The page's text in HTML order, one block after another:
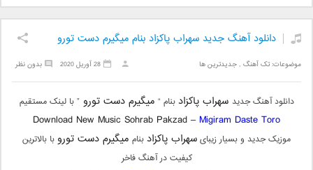
دانلود آهنگ جدید سهراب پاکزاد بنام میگیرم دست تورو
موضوعات:تک آهنگ ,جدیدترین ها بدون نظر 28 آوریل 2020
دانلود آهنگ جدید سهراب پاکزاد بنام “ میگیرم دست تورو” با لینک مستقیم
Download New Music Sohrab Pakzad – Migiram Daste Toro
موزیک جدید و بسیار زیبایسهراب پاکزاد بنام میگیرم دست تورو با بالاترین
کیفیت در آهنگ فاخر